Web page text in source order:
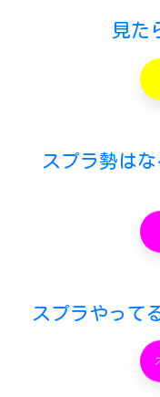
見た
スプラ勢は
スプラやって